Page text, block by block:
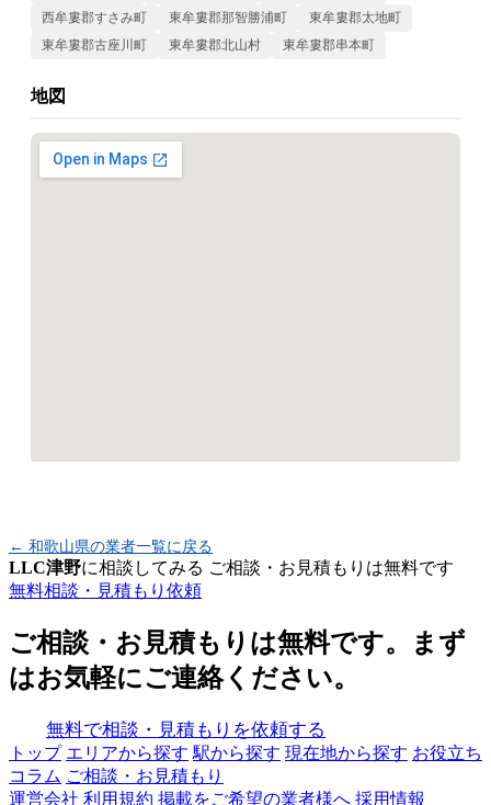
西牟婁郡すさみ町
東牟婁郡那智勝浦町
東牟婁郡太地町
東牟婁郡古座川町
東牟婁郡北山村 東牟婁郡串本町
地図
← 和歌山県の業者一覧に戻る
LLC津野に相談してみる ご相談・お見積もりは無料です
無料相談・見積もり依頼
ご相談・お見積もりは無料です。まず
はお気軽にご連絡ください。
無料で相談・見積もりを依頼する
トップ エリアから探す 駅から探す 現在地から探す お役立ち
コラム ご相談・お見積もり
運営会社 利用規約 掲載をご希望の業者様へ 採用情報